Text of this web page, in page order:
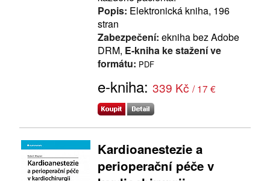
Popis: Elektronická kniha, 196
stran
Zabezpečení: ekniha bez Adobe
DRM, E-kniha ke stažení ve
formátu: PDF
e-kniha: 339 Kč / 17 €
Kardioanestezie a
perioperační péče v